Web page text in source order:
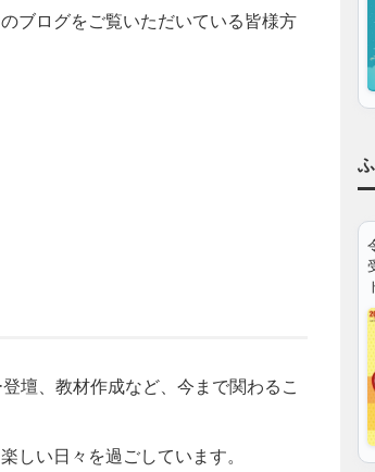
ブログをご覧いただいている皆様方
壇、教材作成など、今まで関わるこ
しい日々を過ごしています。